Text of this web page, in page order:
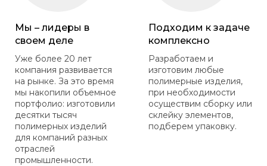
Мы – лидеры в
своем деле
Уже более 20 лет
компания развивается
на рынке. За это время
мы накопили объемное
портфолио: изготовили
десятки тысяч
полимерных изделий
для компаний разных
отраслей
промышленности.
Подходим к задаче
комплексно
Разработаем и
изготовим любые
полимерные изделия,
при необходимости
осуществим сборку или
склейку элементов,
подберем упаковку.